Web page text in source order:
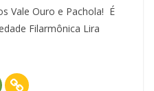
Vale Ouro e Pachola! É
Filarmônica Lira